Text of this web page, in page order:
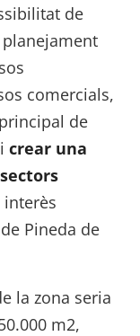
de
planejament
comercials,
de
crear una
Pineda de
la zona seria
m2,